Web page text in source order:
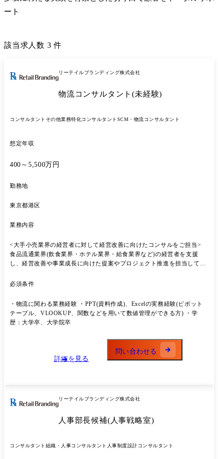
ート
該当求人数 3 件
リーテイルブランディング株式会社
物流コンサルタント(未経験)
コンサルタント その他業務特化コンサルタント SCM・物流コンサルタント
想定年収
400～5,500万円
勤務地
東京都港区
業務内容
<大手小売業界の経営者に対して経営改善に向けたコンサルをご担当>
食品流通業界(飲食業界・ホテル業界・給食業界など)の経営者を支援
し、経営改善や事業成長に向けた提案やプロジェクト推進を担当してい
の第一号社内ベンチャーとして設立された、店舗の総合支援サービスを
ます。 同社は、商社やコンサルティングとは全く異なるメソッドで、大
手外食・ホテル・ブライダル・アミューズメント企業への物流全般のソ
リューションを提供しており、組織の中長期的な拡大を見据えた増員募
達・製造・配送・販売など各物流フェーズにおける最適化に取り組んで
いただきます。 ●営業1人当たりの保有クライアントは5社前後で、メニ
ュー開発や仕入れから納品までの流通業務をワンストップで提案して頂
容の変更の範囲)当社業務全般
必須条件
・物流に関わる業務経験 ・PPT(資料作成)、Excelの実務経験(ピボット
テーブル、VLOOKUP、関数などを用いて数値管理ができる方) ・学
歴：大学卒、大学院卒
詳細を見る
問い合わせる
リーテイルブランディング株式会社
人事部長候補(人事戦略室)
コンサルタント 組織・人事コンサルタント 人事制度設計コンサルタント